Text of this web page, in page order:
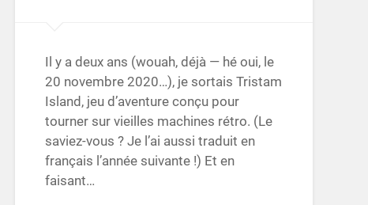
Il y a deux ans (wouah, déjà — hé oui, le
20 novembre 2020…), je sortais Tristam
Island, jeu d’aventure conçu pour
tourner sur vieilles machines rétro. (Le
saviez-vous ? Je l’ai aussi traduit en
français l’année suivante !) Et en
faisant…